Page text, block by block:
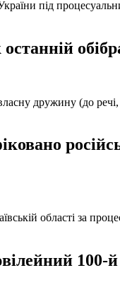
під
дружину (до
області за
100-й